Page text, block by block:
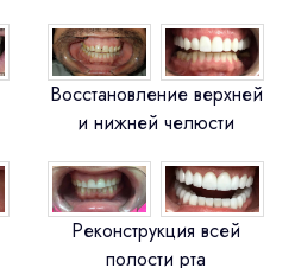
Восстановление верхней
и нижней челюсти
Реконструкция всей
полости рта